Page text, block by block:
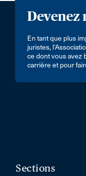
Devenez
En tant que plus
juristes,
ce dont vous avez
carrière et pour
Sections